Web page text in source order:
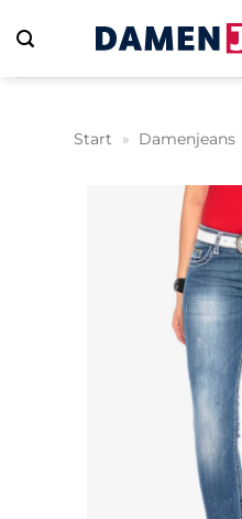
Inhalt
springen
Start » Damenjeans